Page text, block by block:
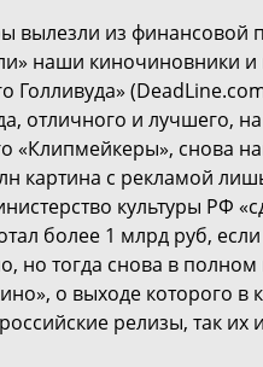
вылезли из финансовой
наши киночиновники
Голливуда» (DeadLine.
отличного и лучшего,
«Клипмейкеры», снова
картина с рекламой
культуры РФ
более 1 млрд руб,
но тогда снова в
о выходе которого в
релизы, так их